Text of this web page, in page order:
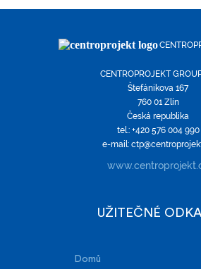
CENTROPROJEKT
Štefánikova 167
760 01 Zlín
Česká republika
tel.: +420 576 004 990
e-mail:
UŽITEČNÉ
Domů